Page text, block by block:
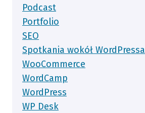
Podcast
Portfolio
SEO
Spotkania wokół WordPressa
WooCommerce
WordCamp
WordPress
WP Desk